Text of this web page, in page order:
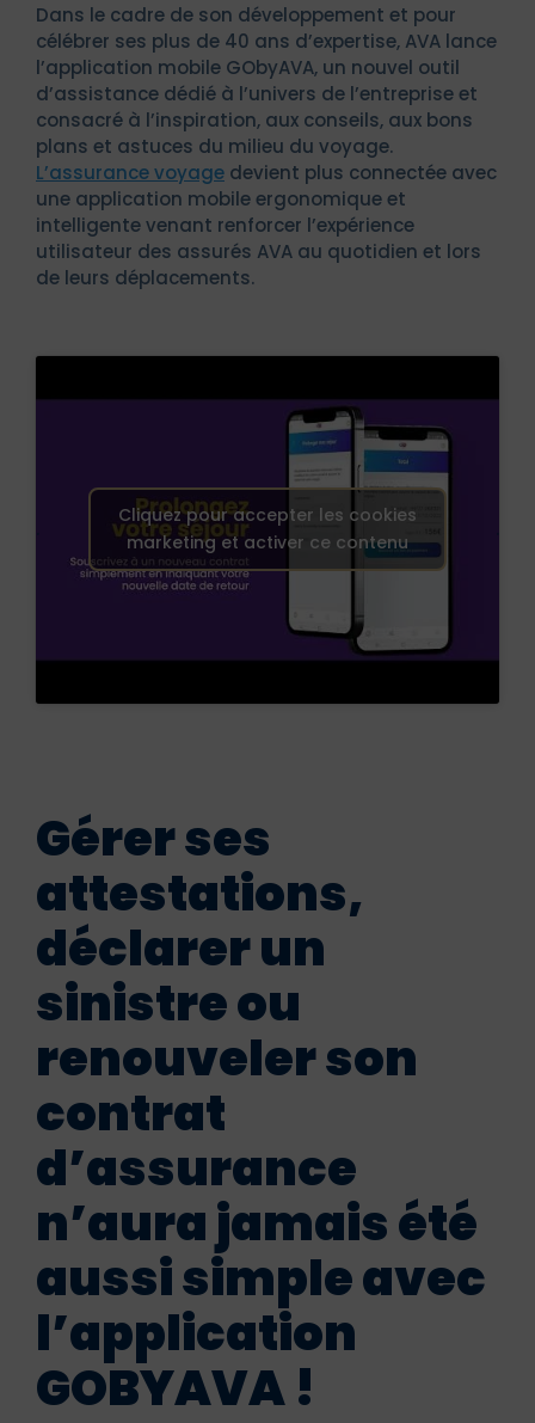
Dans le cadre de son développement et pour
célébrer ses plus de 40 ans d’expertise, AVA lance
l’application mobile GObyAVA, un nouvel outil
d’assistance dédié à l’univers de l’entreprise et
consacré à l’inspiration, aux conseils, aux bons
plans et astuces du milieu du voyage.
L’assurance voyage devient plus connectée avec
une application mobile ergonomique et
intelligente venant renforcer l’expérience
utilisateur des assurés AVA au quotidien et lors
de leurs déplacements.
Cliquez pour accepter les cookies
marketing et activer ce contenu
Gérer ses
attestations,
déclarer un
sinistre ou
renouveler son
contrat
d’assurance
n’aura jamais été
aussi simple avec
l’application
GOBYAVA !